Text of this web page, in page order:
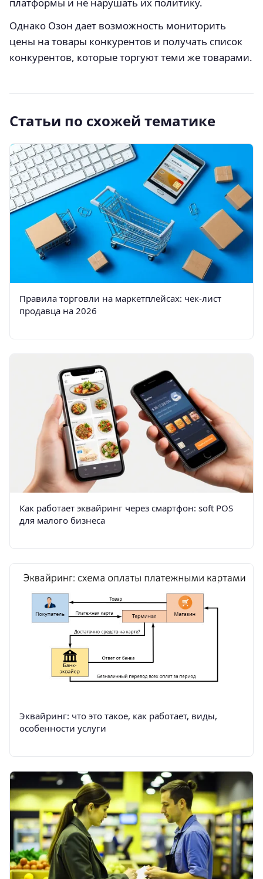
платформы и не нарушать их политику.
Однако Озон дает возможность мониторить
цены на товары конкурентов и получать список
конкурентов, которые торгуют теми же товарами.
Статьи по схожей тематике
Правила торговли на маркетплейсах: чек-лист
продавца на 2026
Как работает эквайринг через смартфон: soft POS
для малого бизнеса
Эквайринг: что это такое, как работает, виды,
особенности услуги